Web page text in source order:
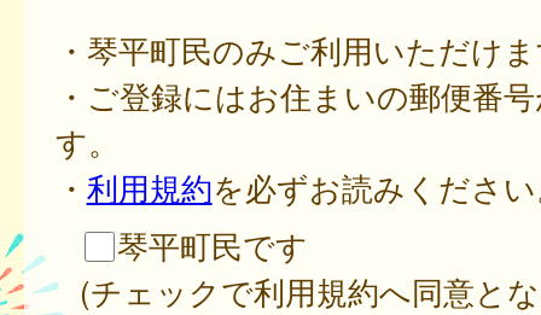
・琴平町民のみご利用いただけ
・ご登録にはお住まいの郵便番
す。
・ 利用規約を必ずお読みくださ
琴平町民です
(チェックで利用規約へ同意と